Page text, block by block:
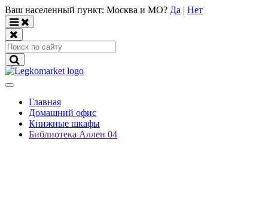
Ваш населенный пункт: Москва и МО? Да | Нет
Главная
Домашний офис
Книжные шкафы
Библиотека Аллен 04